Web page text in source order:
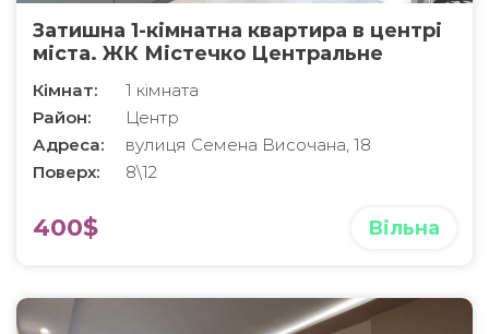
Затишна 1-кімнатна квартира в центрі
міста. ЖК Містечко Центральне
Кімнат:
1 кімната
Район:
Центр
Адреса:
вулиця Семена Височана, 18
Поверх:
8\12
400$ Вільна